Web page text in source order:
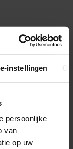
instellingen
persoonlijke
van
op uw